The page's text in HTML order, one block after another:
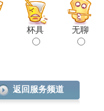
杯具 无聊
返回服务频道